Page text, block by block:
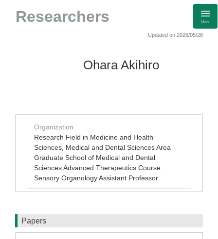
Researchers Menu
Updated on 2026/05/28
Ohara Akihiro
Organization
Research Field in Medicine and Health
Sciences, Medical and Dental Sciences Area
Graduate School of Medical and Dental
Sciences Advanced Therapeutics Course
Sensory Organology Assistant Professor
Papers